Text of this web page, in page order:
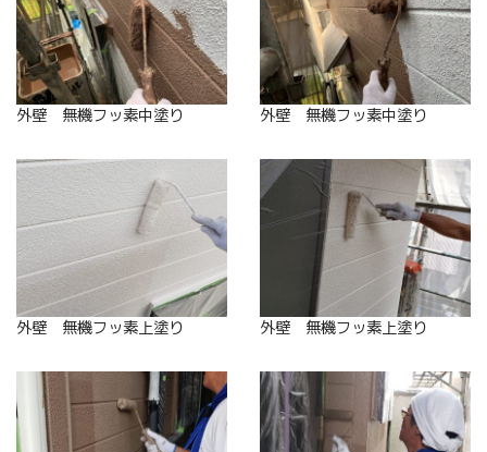
外壁 無機フッ素中塗り 外壁 無機フッ素中塗り
外壁 無機フッ素上塗り 外壁 無機フッ素上塗り